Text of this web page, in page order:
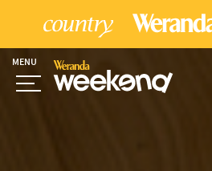
MENU